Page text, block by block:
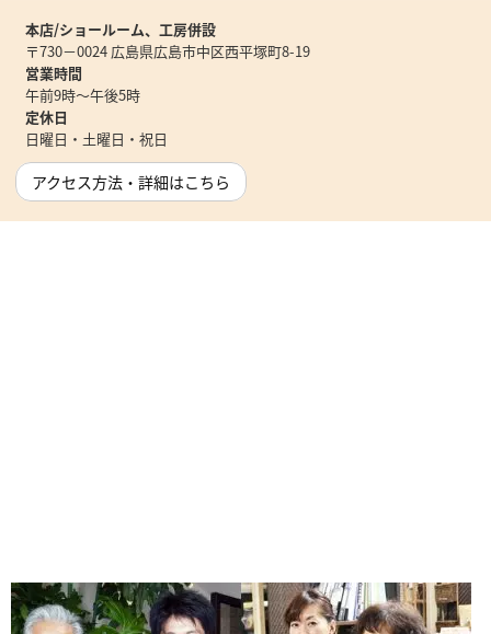
本店/ショールーム、工房併設
〒730－0024 広島県広島市中区西平塚町8-19
営業時間
午前9時～午後5時
定休日
日曜日・土曜日・祝日
アクセス方法・詳細はこちら